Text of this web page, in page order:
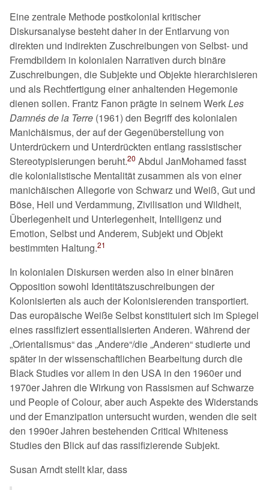
Eine zentrale Methode postkolonial kritischer
Diskursanalyse besteht daher in der Entlarvung von
direkten und indirekten Zuschreibungen von Selbst- und
Fremdbildern in kolonialen Narrativen durch binäre
Zuschreibungen, die Subjekte und Objekte hierarchisieren
und als Rechtfertigung einer anhaltenden Hegemonie
dienen sollen. Frantz Fanon prägte in seinem WerkLes
Damnés de la Terre (1961) den Begriff des kolonialen
Manichäismus, der auf der Gegenüberstellung von
Unterdrückern und Unterdrückten entlang rassistischer
Stereotypisierungen beruht.20 Abdul JanMohamed fasst
die kolonialistische Mentalität zusammen als von einer
manichäischen Allegorie von Schwarz und Weiß, Gut und
Böse, Heil und Verdammung, Zivilisation und Wildheit,
Überlegenheit und Unterlegenheit, Intelligenz und
Emotion, Selbst und Anderem, Subjekt und Objekt
bestimmten Haltung.21
In kolonialen Diskursen werden also in einer binären
Opposition sowohl Identitätszuschreibungen der
Kolonisierten als auch der Kolonisierenden transportiert.
Das europäische Weiße Selbst konstituiert sich im Spiegel
eines rassifiziert essentialisierten Anderen. Während der
Orientalismus das Andere /die Anderen studierte und
später in der wissenschaftlichen Bearbeitung durch die
Black Studies vor allem in den USA in den 1960er und
1970er Jahren die Wirkung von Rassismen auf Schwarze
und People of Colour, aber auch Aspekte des Widerstands
und der Emanzipation untersucht wurden, wenden die seit
den 1990er Jahren bestehenden Critical Whiteness
Studies den Blick auf das rassifizierende Subjekt.
Susan Arndt stellt klar, dass